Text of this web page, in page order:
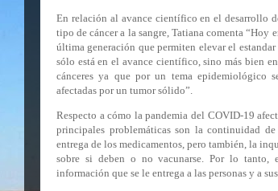
En relación al avance científico en el desarrollo
tipo de cáncer a la sangre, Tatiana comenta“Hoy
última generación que permiten elevar el
sólo está en el avance científico, sino más bien
cánceresya que por un tema epidemiológico
afectadas por un tumor sólido”.
Respecto a cómo la pandemia del COVID-19
principales problemáticas son la continuidad
entrega de los medicamentos, pero también, la
sobre si deben o no vacunarse. Por lo tanto,
información que se le entrega a las personas y a